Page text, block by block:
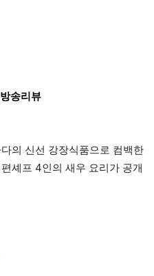
송리뷰
의 신선 강장식품으로 컴백한
셰프 4인의 새우 요리가 공개